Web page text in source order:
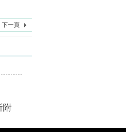
下一頁
附